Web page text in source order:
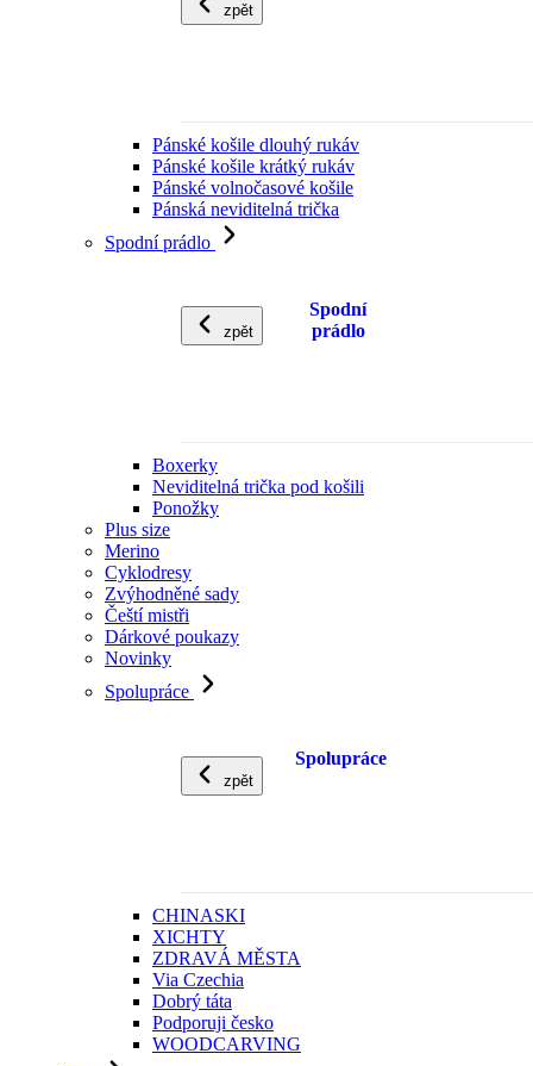
zpět
Pánské košile dlouhý rukáv
Pánské košile krátký rukáv
Pánské volnočasové košile
Pánská neviditelná trička
Spodní prádlo
zpět
Spodní
prádlo
Boxerky
Neviditelná trička pod košili
Ponožky
Plus size
Merino
Cyklodresy
Zvýhodněné sady
Čeští mistři
Dárkové poukazy
Novinky
Spolupráce
zpět
Spolupráce
CHINASKI
XICHTY
ZDRAVÁ MĚSTA
Via Czechia
Dobrý táta
Podporuji česko
WOODCARVING